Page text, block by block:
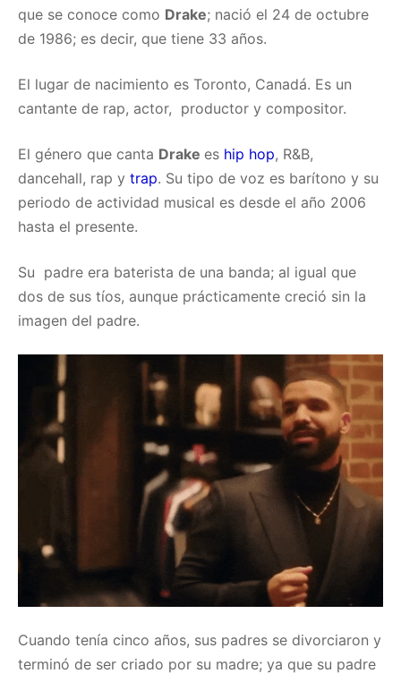
que se conoce como Drake; nació el 24 de octubre
de 1986; es decir, que tiene 33 años.
El lugar de nacimiento es Toronto, Canadá. Es un
cantante de rap, actor, productor y compositor.
El género que canta Drake es hip hop, R&B,
dancehall, rap y trap. Su tipo de voz es barítono y su
periodo de actividad musical es desde el año 2006
hasta el presente.
Su padre era baterista de una banda; al igual que
dos de sus tíos, aunque prácticamente creció sin la
imagen del padre.
Cuando tenía cinco años, sus padres se divorciaron y
terminó de ser criado por su madre; ya que su padre